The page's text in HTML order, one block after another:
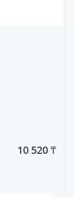
10 520 ₸